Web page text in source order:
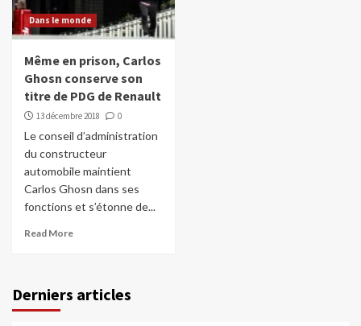
Dans le monde
Même en prison, Carlos
Ghosn conserve son
titre de PDG de Renault
13 décembre 2018 0
Le conseil d’administration
du constructeur
automobile maintient
Carlos Ghosn dans ses
fonctions et s’étonne de...
Read More
Derniers articles